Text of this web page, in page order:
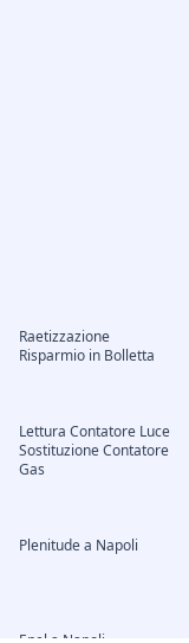
Raetizzazione
Risparmio in Bolletta
Lettura Contatore Luce
Sostituzione Contatore
Gas
Plenitude a Napoli